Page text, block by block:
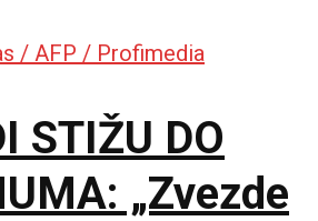
STIŽU DO
„Zvezde